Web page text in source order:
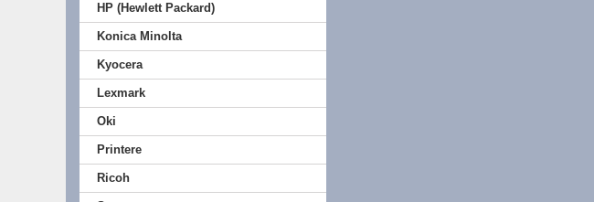
HP (Hewlett Packard)
Konica Minolta
Kyocera
Lexmark
Oki
Printere
Ricoh